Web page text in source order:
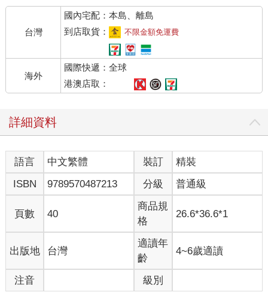
台灣
國內宅配：本島、離島
到店取貨：
不限金額免運費
海外
國際快遞：全球
港澳店取：
詳細資料
語言 中文繁體 裝訂
精裝
ISBN
9789570487213 分級 普通級
頁數 40
商品規
格
26.6*36.6*1
出版地 台灣
適讀年
齡
4~6歲適讀
注音 級別